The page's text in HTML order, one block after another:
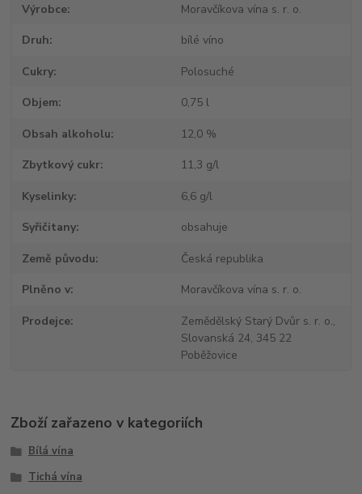
Výrobce Moravčíkova vína s. r. o.
Druh bílé víno
Cukry Polosuché
Objem 0,75 l
Obsah alkoholu 12,0 %
Zbytkový cukr 11,3 g/l
Kyselinky 6,6 g/l
Syřičitany obsahuje
Země původu Česká republika
Plněno v Moravčíkova vína s. r. o.
Prodejce
Zemědělský Starý Dvůr s. r. o.,
Slovanská 24, 345 22
Poběžovice
Zboží zařazeno v kategoriích
Bílá vína
Tichá vína